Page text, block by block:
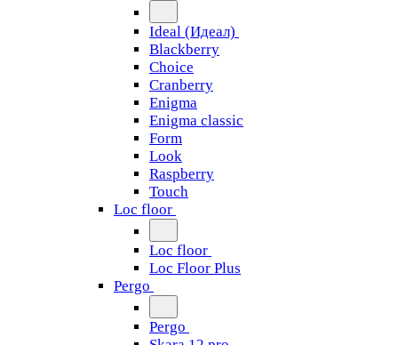
Ideal (Идеал)
Blackberry
Choice
Cranberry
Enigma
Enigma classic
Form
Look
Raspberry
Touch
Loc floor
Loc floor
Loc Floor Plus
Pergo
Pergo